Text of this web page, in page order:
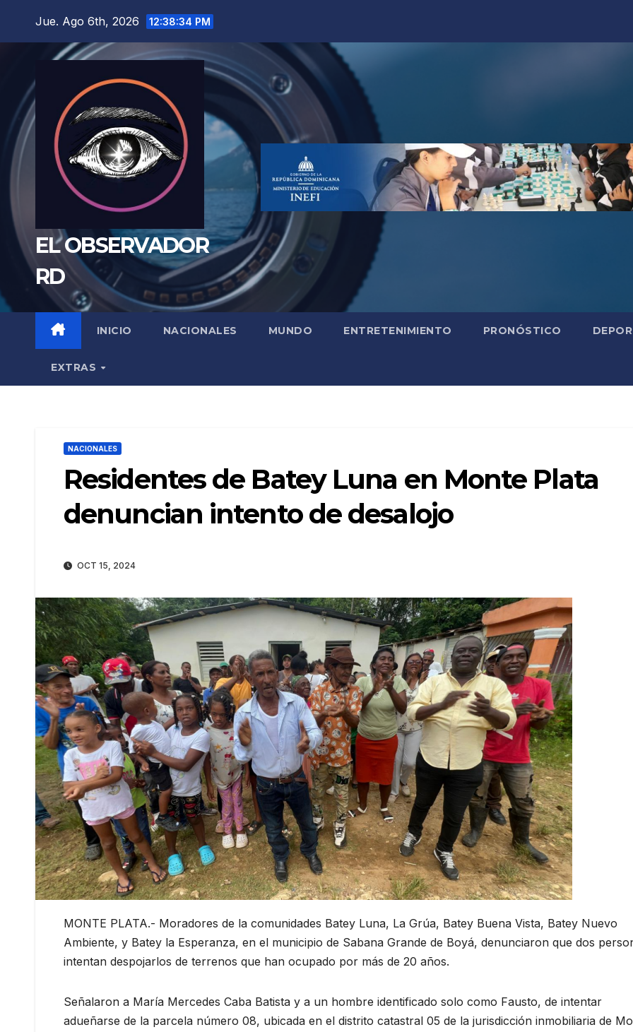
Jue. Ago 6th, 2026 12:38:36 PM
EL OBSERVADOR
RD
INICIO NACIONALES MUNDO ENTRETENIMIENTO PRONÓSTICO
EXTRAS
NACIONALES
Residentes de Batey Luna en Monte Plata
denuncian intento de desalojo
OCT 15, 2024
MONTE PLATA.- Moradores de la comunidades Batey Luna, La Grúa, Batey Buena Vista, Batey Nuevo
Ambiente, y Batey la Esperanza, en el municipio de Sabana Grande de Boyá, denunciaron que dos
intentan despojarlos de terrenos que han ocupado por más de 20 años.
Señalaron a María Mercedes Caba Batista y a un hombre identificado solo como Fausto, de intentar
adueñarse de la parcela número 08, ubicada en el distrito catastral 05 de la jurisdicción inmobiliaria de